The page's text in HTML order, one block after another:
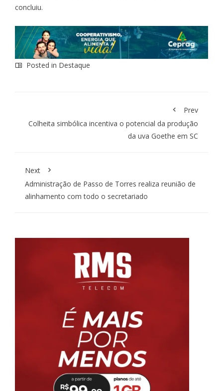
concluiu.
Posted in Destaque
Prev
Colheita simbólica incentiva o potencial da produção
da uva Goethe em SC
Next
Administração de Passo de Torres realiza reunião de
alinhamento com todo o secretariado